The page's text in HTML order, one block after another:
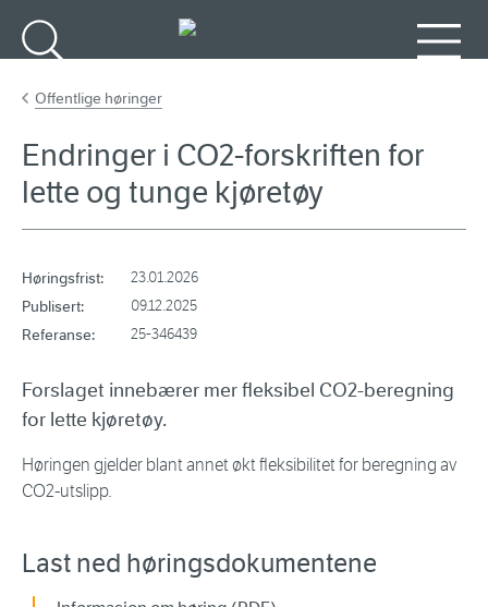
Offentlige høringer
Endringer i CO2-forskriften for
lette og tunge kjøretøy
Høringsfrist: 23.01.2026
Publisert: 09.12.2025
Referanse: 25-346439
Forslaget innebærer mer fleksibel CO2-beregning
for lette kjøretøy.
Høringen gjelder blant annet økt fleksibilitet for beregning av
CO2-utslipp.
Last ned høringsdokumentene